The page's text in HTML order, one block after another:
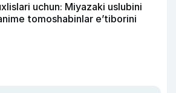
uchun: Miyazaki uslubini
tomoshabinlar e’tiborini